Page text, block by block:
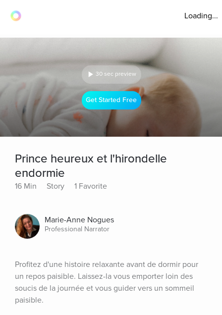
Loading...
30 sec preview
Get Started Free
Prince heureux et l'hirondelle
endormie
16 Min Story 1 Favorite
Marie-Anne Nogues
Professional Narrator
Profitez d'une histoire relaxante avant de dormir pour
un repos paisible. Laissez-la vous emporter loin des
soucis de la journée et vous guider vers un sommeil
paisible.